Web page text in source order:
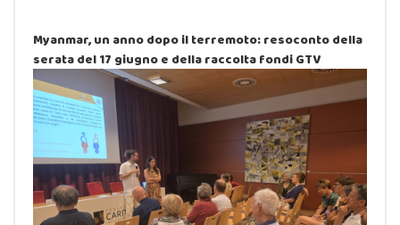
Myanmar, un anno dopo il terremoto: resoconto della
serata del 17 giugno e della raccolta fondi GTV